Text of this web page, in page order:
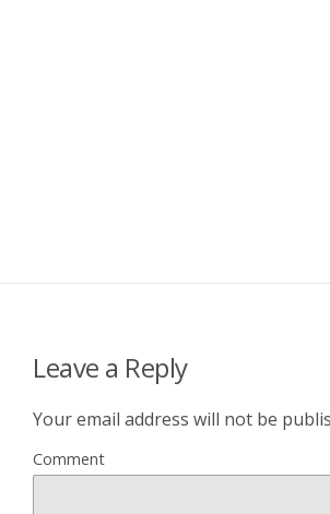
Leave a Reply
Your email address will not be
Comment